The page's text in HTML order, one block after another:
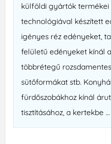
külföldi gyártók
technológiával készített
igényes réz edényeket,
felületű edényeket kínál
többrétegű
sütőformákat stb.
fürdőszobákhoz kínál
tisztításához, a kertekbe ...